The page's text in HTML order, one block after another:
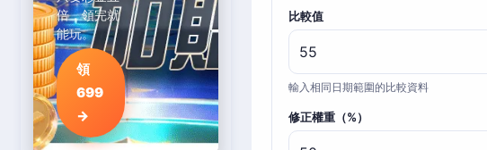
倍，領完就
能玩。
領
699
→
比較值
輸入相同日期範圍的比較資料
修正權重（%）